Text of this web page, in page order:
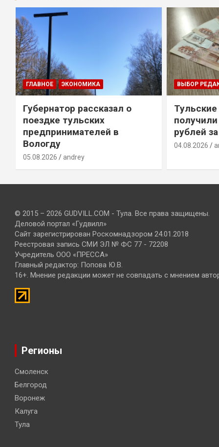
ГЛАВНОЕ ЭКОНОМИКА
Губернатор рассказал о
поездке тульских
предпринимателей в
Вологду
05.08.2026 andrey
ВЫБОР
рублей
04.08.2026
© 2015 – 2026 GUDVILL.COM - Тула. Все права защищены.
Деловой портал «Гудвилл»
Сайт зарегистрирован Роскомнадзором 24.01.2018
Реестровая запись СМИ ЭЛ № ФС 77 - 72208
Учредитель ООО «ПРЕССА»
Главный редактор: Попова Ю.В.
16+. Мнение редакции может не совпадать с мнением
Регионы
Смоленск
Белгород
Воронеж
Калуга
Тула